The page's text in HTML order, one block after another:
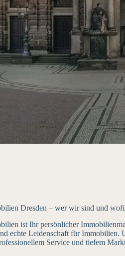
Dresden – wer wir sind und
ist Ihr persönlicher
echte Leidenschaft für Immobilien.
Service und tiefem